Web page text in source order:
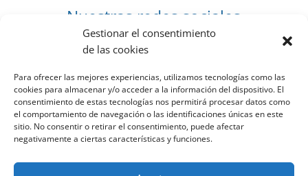
Gestionar el consentimiento
de las cookies
Para ofrecer las mejores experiencias, utilizamos tecnologías como las
cookies para almacenar y/o acceder a la información del dispositivo. El
consentimiento de estas tecnologías nos permitirá procesar datos como
el comportamiento de navegación o las identificaciones únicas en este
sitio. No consentir o retirar el consentimiento, puede afectar
negativamente a ciertas características y funciones.
Nuestras redes sociales
Boletín de noticias
novedades del IIAMA en tu mail